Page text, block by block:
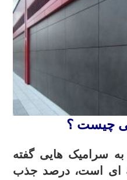
چیست ؟
سرامیک هایی گفته
ای است، درصد جذب